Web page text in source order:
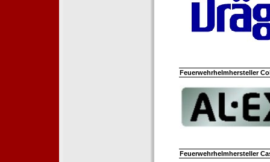
Feuerwehrhelmhersteller
Feuerwehrhelmhersteller